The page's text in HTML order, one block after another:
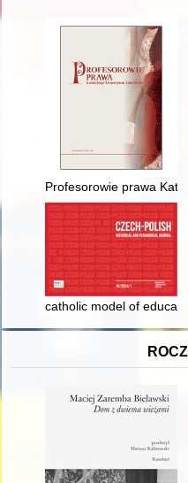
Profesorowie prawa
catholic model of